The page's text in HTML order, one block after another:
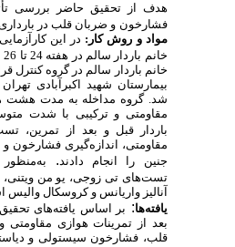
هدف از تحقیق حاضر بررسی
فشارخون و ضربان قلب در بارداری
مواد و روش کار:
خانم باردار سالم در هفته 24 تا 26
خانم باردار سالم در گروه کنترل
شد. گروه مداخله به مدت هشت
مقاومتی و ترکیبی با شدت
باردار قبل و بعد از
تمرین،
مقاومتی، اندازه‌گیری فشارخون و
جنین را انجام دادند.به‌منظور
تست‌های تی زوجی، یو من ویتنی،
آنالیز واریانس و کروسکال والیس
یافته‌ها:بر اساس یافته‌های تحقیق
بعد از تمرینات هوازی مقاومتی و
قلب،فشارخون سیستولی و